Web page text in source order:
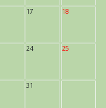
17 18
24 25
31